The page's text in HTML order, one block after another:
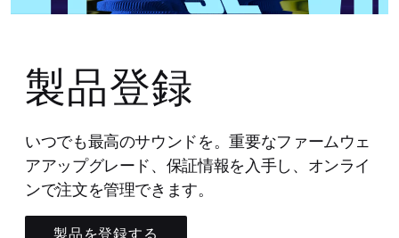
製品登録
いつでも最高のサウンドを。重要なファームウェ
アアップグレード、保証情報を入手し、オンライ
ンで注文を管理できます。
製品を登録する